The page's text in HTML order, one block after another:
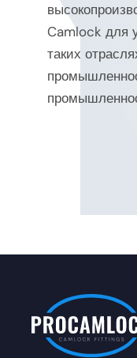
Camlock для
таких